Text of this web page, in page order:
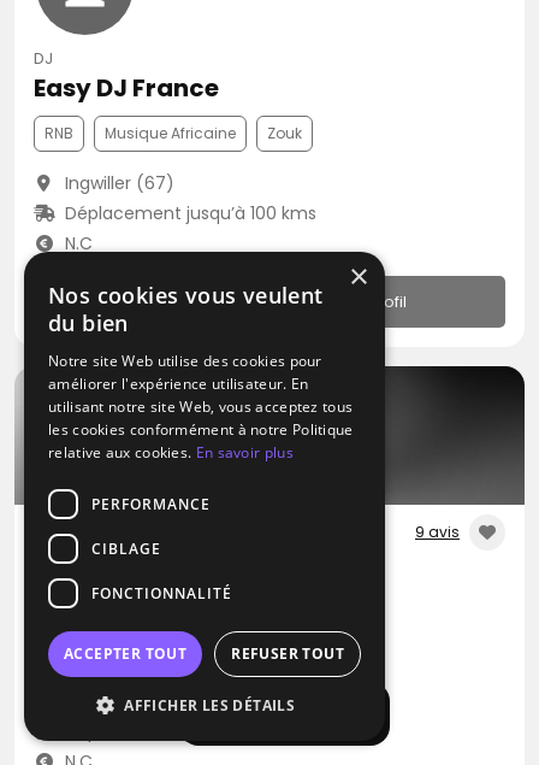
Afficher la carte
DJ
Easy DJ France
RNB Musique Africaine Zouk
Ingwiller (67)
Déplacement jusqu’à 100 kms
N.C
Profil
9 avis
DJ
SoonLightFrance
Blues Latino Métal
Montmorency-Beaufort (10)
×
Nos cookies vous veulent
du bien
Notre site Web utilise des cookies pour
améliorer l'expérience utilisateur. En
utilisant notre site Web, vous acceptez tous
les cookies conformément à notre Politique
relative aux cookies. En savoir plus
PERFORMANCE
CIBLAGE
FONCTIONNALITÉ
ACCEPTER TOUT REFUSER TOUT
AFFICHER LES DÉTAILS